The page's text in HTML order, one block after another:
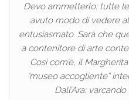
Devo ammetterlo: tutte
avuto modo di vedere
entusiasmato. Sarà che
a contenitore di arte
Così com’è, il
“museo accogliente”
Dall’Ara: